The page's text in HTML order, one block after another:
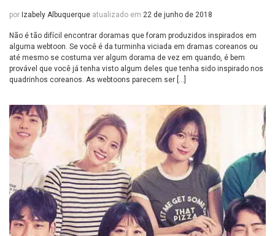
por Izabely Albuquerque atualizado em 22 de junho de 2018
Não é tão difícil encontrar doramas que foram produzidos inspirados em
alguma webtoon. Se você é da turminha viciada em dramas coreanos ou
até mesmo se costuma ver algum dorama de vez em quando, é bem
provável que você já tenha visto algum deles que tenha sido inspirado nos
quadrinhos coreanos. As webtoons parecem ser […]